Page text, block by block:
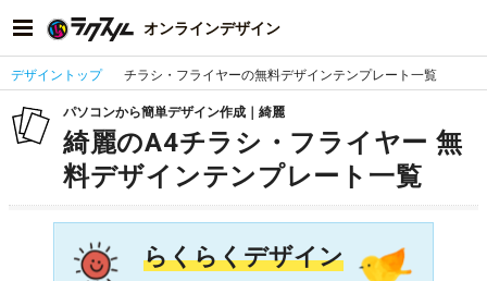
オンラインデザイン
デザイントップ チラシ・フライヤーの無料デザインテンプレート一覧
パソコンから簡単デザイン作成｜綺麗
綺麗のA4チラシ・フライヤー 無
料デザインテンプレート一覧
らくらくデザイン